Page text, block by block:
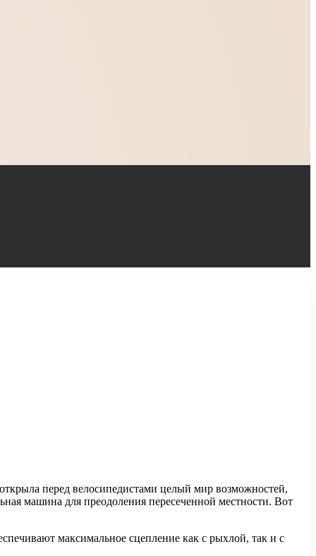
перед велосипедистами целый мир возможностей,
машина для преодоления пересеченной местности. Вот
максимальное сцепление как с рыхлой, так и с